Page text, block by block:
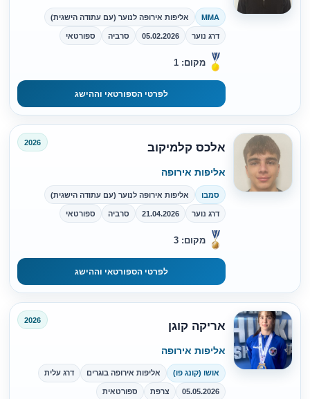
MMA אליפות אירופה לנוער (עם עתודה הישגית)
דרג נוער 05.02.2026 סרביה ספורטאי
מקום: 1
לפרטי הספורטאי וההישג
אלכס קלמיקוב 2026
אליפות אירופה
סמבו אליפות אירופה לנוער (עם עתודה הישגית)
דרג נוער 21.04.2026 סרביה ספורטאי
מקום: 3
לפרטי הספורטאי וההישג
אריקה קוגן 2026
אליפות אירופה
אושו (קונג פו) אליפות אירופה בוגרים דרג עלית
05.05.2026 צרפת ספורטאית